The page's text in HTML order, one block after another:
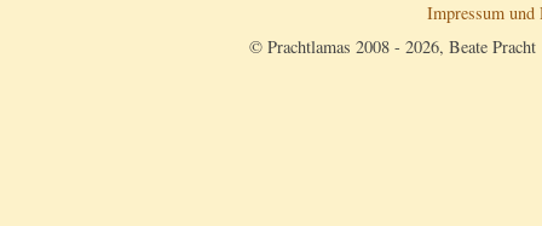
Impressum und
© Prachtlamas 2008 - 2026, Beate Pracht